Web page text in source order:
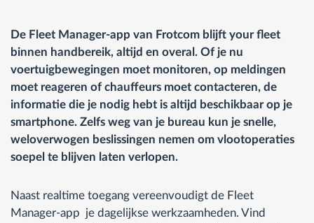
De Fleet Manager-app van Frotcom blijft your fleet
binnen handbereik, altijd en overal. Of je nu
voertuigbewegingen moet monitoren, op meldingen
moet reageren of chauffeurs moet contacteren, de
informatie die je nodig hebt is altijd beschikbaar op je
smartphone. Zelfs weg van je bureau kun je snelle,
weloverwogen beslissingen nemen om vlootoperaties
soepel te blijven laten verlopen.
Naast realtime toegang vereenvoudigt de Fleet
Manager-app je dagelijkse werkzaamheden. Vind